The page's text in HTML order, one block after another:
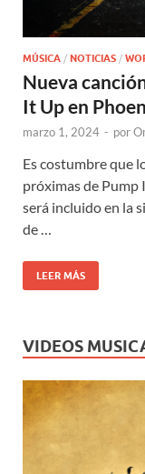
MÚSICA / NOTICIAS /
Nueva
It Up en
marzo 1, 2024 - por
Es costumbre que
próximas de Pump
será incluido en la
de …
LEER MÁS
VIDEOS